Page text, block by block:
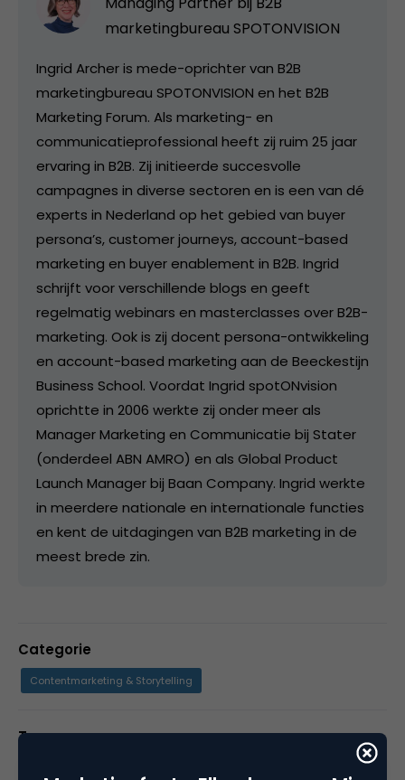
marketingbureau SPOTONVISION
Ingrid Archer is mede-oprichter van B2B
marketingbureau SPOTONVISION en het B2B
Marketing Forum. Als marketing- en
communicatieprofessional heeft zij ruim 25 jaar
ervaring in B2B. Zij initieerde succesvolle
campagnes in diverse sectoren en is een van dé
experts in Nederland op het gebied van buyer
persona’s, customer journeys, account-based
marketing en buyer enablement in B2B. Ingrid
schrijft voor verschillende blogs en geeft
regelmatig webinars en masterclasses over B2B-
marketing. Ook is zij docent persona-ontwikkeling
en account-based marketing aan de Beeckestijn
Business School. Voordat Ingrid spotONvision
oprichtte in 2006 werkte zij onder meer als
Manager Marketing en Communicatie bij Stater
(onderdeel ABN AMRO) en als Global Product
Launch Manager bij Baan Company. Ingrid werkte
in meerdere nationale en internationale functies
en kent de uitdagingen van B2B marketing in de
meest brede zin.
Categorie
Contentmarketing & Storytelling
Tags